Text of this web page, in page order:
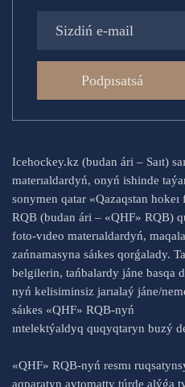
Podpısatsá
Icehockey.kz (budan ári – Saıt)
materıaldardyń, onyń ishinde
sonymen qatar «Qazaqstan hokeı
RQB (budan ári – «QHF» RQB)
foto-vıdeo materıaldardyń,
zańnamasyna sáıkes qorǵalady.
belgilerin, tańbalardy jáne basqa
nyń kelisiminsiz jarıalaý jáne/
sáıkes «QHF» RQB-nyń
ıntelektýaldyq quqyqtaryn buzý
«QHF» RQB-nyń resmı
aqparatyn avtomatty túrde alýǵa